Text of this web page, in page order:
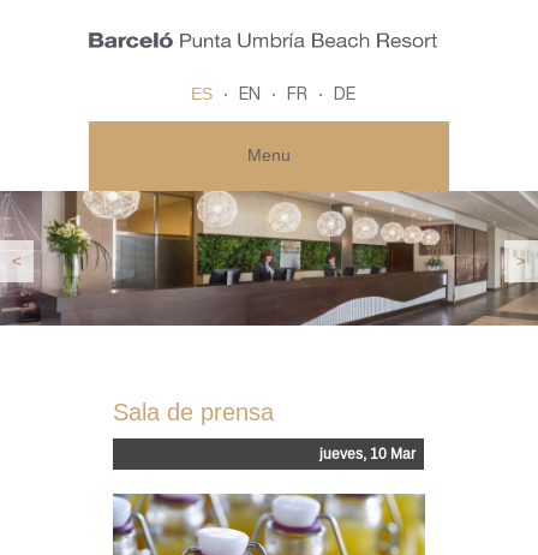
ES EN FR DE
Menu
< >
Sala de prensa
jueves, 10 Mar